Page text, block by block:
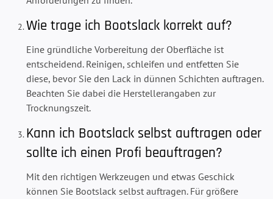
Wie trage ich Bootslack korrekt auf?
Eine gründliche Vorbereitung der Oberfläche ist
entscheidend. Reinigen, schleifen und entfetten Sie
diese, bevor Sie den Lack in dünnen Schichten auftragen.
Beachten Sie dabei die Herstellerangaben zur
Trocknungszeit.
Kann ich Bootslack selbst auftragen oder
sollte ich einen Profi beauftragen?
Mit den richtigen Werkzeugen und etwas Geschick
können Sie Bootslack selbst auftragen. Für größere